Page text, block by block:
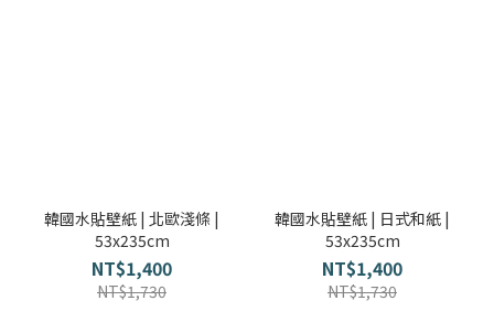
油漆DIY 房間油漆
浴室防止滑 寵物關節保護
韓國水貼壁紙 | 北歐淺條 |
53x235cm
NT$1,400
NT$1,730
韓國水貼壁紙 | 日式和紙 |
53x235cm
NT$1,400
NT$1,730